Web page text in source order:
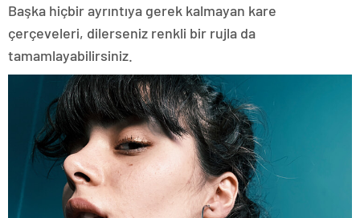
Başka hiçbir ayrıntıya gerek kalmayan kare
çerçeveleri, dilerseniz renkli bir rujla da
tamamlayabilirsiniz.